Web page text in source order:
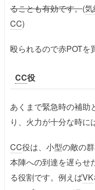
ることも有効です。(気
CC)
殴られるので赤POTを
CC役
あくまで緊急時の補助
り、火力が十分な時に
CC役は、小型の敵の
本陣への到達を遅らせ
る役割です。例えばVK